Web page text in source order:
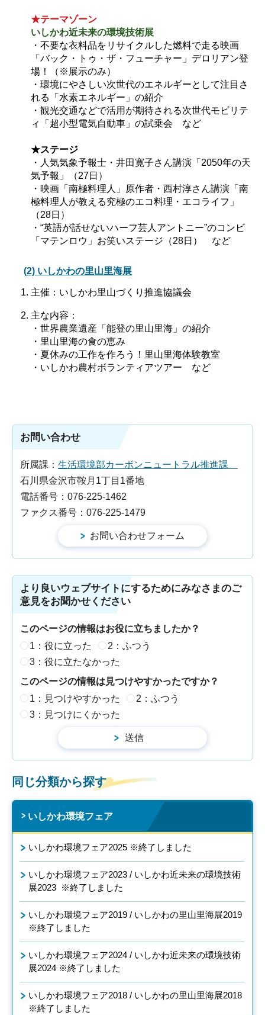
★テーマゾーン
いしかわ近未来の環境技術展
・不要な衣料品をリサイクルした燃料で走る映画
「バック・トゥ・ザ・フューチャー」デロリアン登
場！（※展示のみ）
・環境にやさしい次世代のエネルギーとして注目さ
れる「水素エネルギー」の紹介
・観光交通などで活用が期待される次世代モビリテ
ィ「超小型電気自動車」の試乗会 など
★ステージ
・人気気象予報士・井田寛子さん講演「2050年の天
気予報」（27日）
・映画「南極料理人」原作者・西村淳さん講演「南
極料理人が教える究極のエコ料理・エコライフ」
（28日）
・“英語が話せないハーフ芸人アントニー”のコンビ
「マテンロウ」お笑いステージ（28日） など
(2) いしかわの里山里海展
主催：いしかわ里山づくり推進協議会
主な内容：
・世界農業遺産「能登の里山里海」の紹介
・里山里海の食の恵み
・夏休みの工作を作ろう！里山里海体験教室
・いしかわ農村ボランティアツアー など
お問い合わせ
所属課： 生活環境部カーボンニュートラル推進課
石川県金沢市鞍月1丁目1番地
電話番号：076-225-1462
ファクス番号：076-225-1479
より良いウェブサイトにするためにみなさまのご
意見をお聞かせください
このページの情報はお役に立ちましたか？
1：役に立った
2：ふつう
3：役に立たなかった
このページの情報は見つけやすかったですか？
1：見つけやすかった
2：ふつう
3：見つけにくかった
同じ分類から探す
いしかわ環境フェア
いしかわ環境フェア2025 ※終了しました
いしかわ環境フェア2023 / いしかわ近未来の環境技術
展2023 ※終了しました
いしかわ環境フェア2019 / いしかわの里山里海展2019
※終了しました
いしかわ環境フェア2024 / いしかわ近未来の環境技術
展2024 ※終了しました
いしかわ環境フェア2018 / いしかわの里山里海展2018
※終了しました